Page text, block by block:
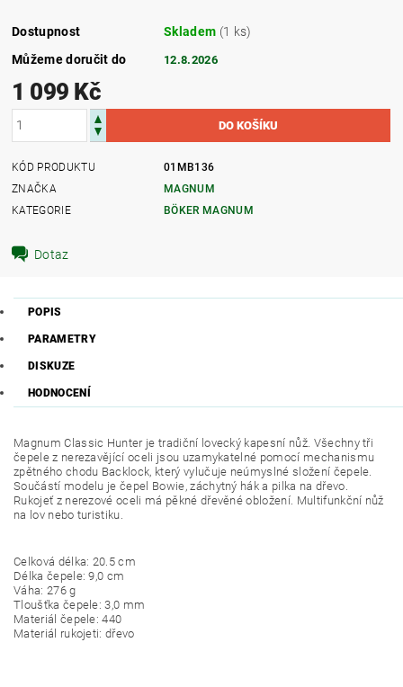
Dostupnost Skladem (1 ks)
Můžeme doručit do
12.8.2026
1 099 Kč
KÓD PRODUKTU
01MB136
ZNAČKA
MAGNUM
KATEGORIE
BÖKER MAGNUM
Dotaz
POPIS
PARAMETRY
DISKUZE
HODNOCENÍ
Magnum Classic Hunter je tradiční lovecký kapesní nůž. Všechny tři
čepele z nerezavějící oceli jsou uzamykatelné pomocí mechanismu
zpětného chodu Backlock, který vylučuje neúmyslné složení čepele.
Součástí modelu je čepel Bowie, záchytný hák a pilka na dřevo.
Rukojeť z nerezové oceli má pěkné dřevěnéobložení. Multifunkční nůž
na lov nebo turistiku.
Celková délka: 20.5 cm
Délka čepele: 9,0 cm
Váha: 276 g
Tloušťka čepele: 3,0 mm
Materiál čepele: 440
Materiál rukojeti: dřevo